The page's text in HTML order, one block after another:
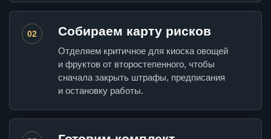
02 Собираем карту рисков
Отделяем критичное для киоска овощей
и фруктов от второстепенного, чтобы
сначала закрыть штрафы, предписания
и остановку работы.